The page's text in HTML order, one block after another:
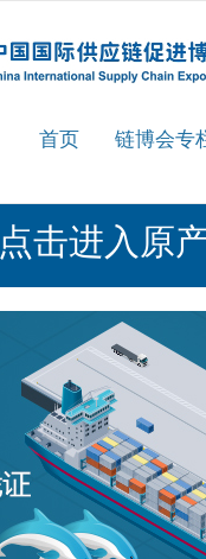
首页 链博会专
点击进入原